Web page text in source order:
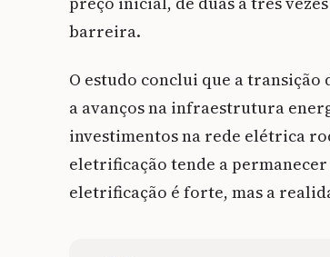
barreira.
O estudo conclui que a
a avanços na infraestrutura
investimentos na rede elétrica
eletrificação tende a
eletrificação é forte, mas a